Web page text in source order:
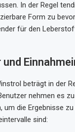
In der Regel
Form zu
für den
beträgt in der
nehmen es
um die Ergebnisse
sind: